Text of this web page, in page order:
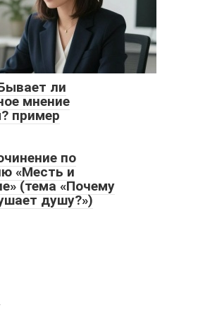
ли
мнение
пример
по
«Месть и
(тема «Почему
душу?»)